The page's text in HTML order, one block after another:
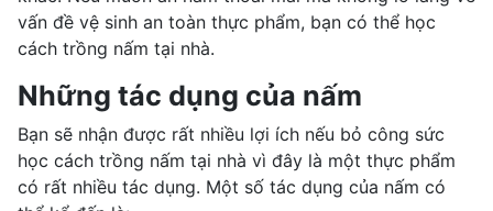
vấn đề vệ sinh an toàn thực phẩm, bạn có thể học
cách trồng nấm tại nhà.
Những tác dụng của nấm
Bạn sẽ nhận được rất nhiều lợi ích nếu bỏ công sức
học cách trồng nấm tại nhà vì đây là một thực phẩm
có rất nhiều tác dụng. Một số tác dụng của nấm có